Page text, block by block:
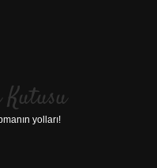
yolları!